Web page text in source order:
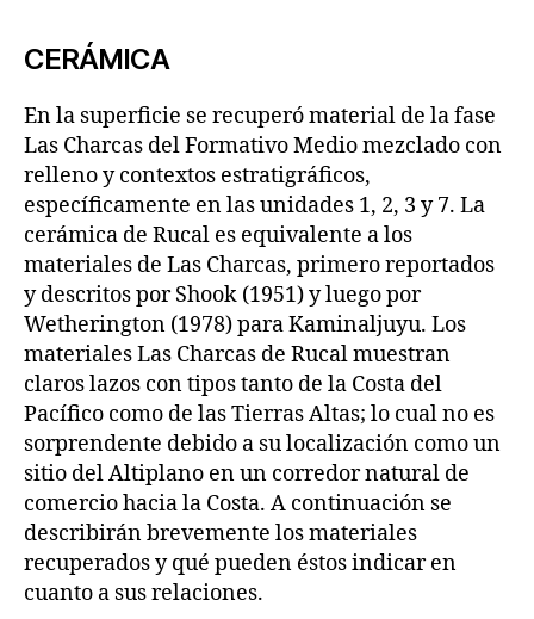
CERÁMICA
En la superficie se recuperó material de la fase
Las Charcas del Formativo Medio mezclado con
relleno y contextos estratigráficos,
específicamente en las unidades 1, 2, 3 y 7. La
cerámica de Rucal es equivalente a los
materiales de Las Charcas, primero reportados
y descritos por Shook (1951) y luego por
Wetherington (1978) para Kaminaljuyu. Los
materiales Las Charcas de Rucal muestran
claros lazos con tipos tanto de la Costa del
Pacífico como de las Tierras Altas; lo cual no es
sorprendente debido a su localización como un
sitio del Altiplano en un corredor natural de
comercio hacia la Costa. A continuación se
describirán brevemente los materiales
recuperados y qué pueden éstos indicar en
cuanto a sus relaciones.